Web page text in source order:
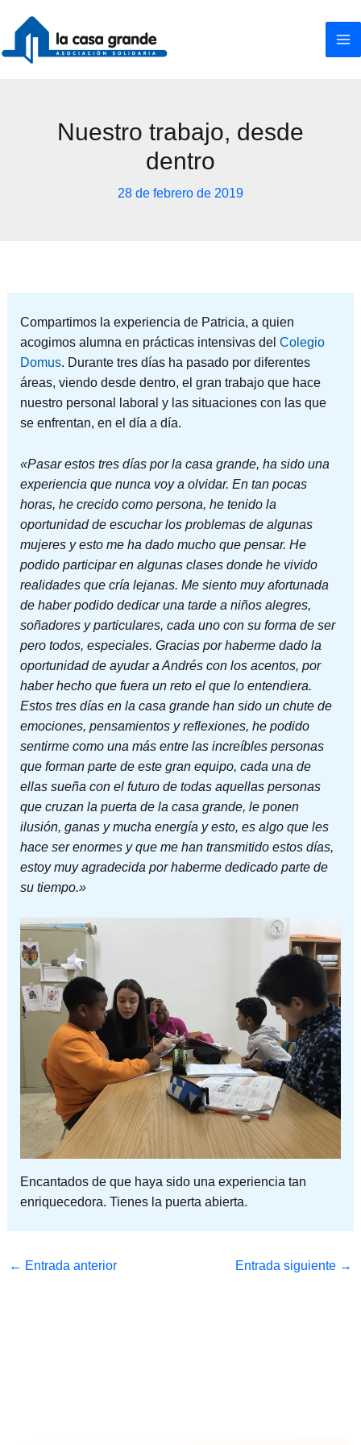
contenido
Nuestro trabajo, desde
dentro
28 de febrero de 2019
Compartimos la experiencia de Patricia, a quien
acogimos alumna en prácticas intensivas del Colegio
Domus​. Durante tres días ha pasado por diferentes
áreas, viendo desde dentro, el gran trabajo que hace
nuestro personal laboral y las situaciones con las que
se enfrentan, en el día a día.
«Pasar estos tres días por la casa grande, ha sido una
experiencia que nunca voy a olvidar. En tan pocas
horas, he crecido como persona, he tenido la
oportunidad de escuchar los problemas de algunas
mujeres y esto me ha dado mucho que pensar. He
podido participar en algunas clases donde he vivido
realidades que cría lejanas. Me siento muy afortunada
de haber podido dedicar una tarde a niños alegres,
soñadores y particulares, cada uno con su forma de ser
pero todos, especiales. Gracias por haberme dado la
oportunidad de ayudar a Andrés con los acentos, por
haber hecho que fuera un reto el que lo entendiera.
Estos tres días en la casa grande han sido un chute de
emociones, pensamientos y reflexiones, he podido
sentirme como una más entre las increíbles personas
que forman parte de este gran equipo, cada una de
ellas sueña con el futuro de todas aquellas personas
que cruzan la puerta de la casa grande, le ponen
ilusión, ganas y mucha energía y esto, es algo que les
hace ser enormes y que me han transmitido estos días,
estoy muy agradecida por haberme dedicado parte de
su tiempo.»
Encantados de que haya sido una experiencia tan
enriquecedora. Tienes la puerta abierta.
← Entrada anterior Entrada siguiente →